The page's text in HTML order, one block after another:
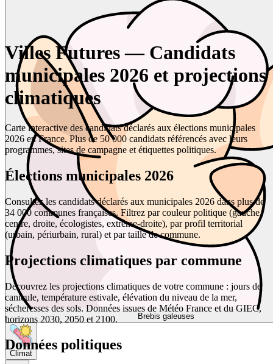
Brebis galeuses
Climat
Villes Futures — Candidats
municipales 2026 et projections
climatiques
Carte interactive des candidats déclarés aux élections municipales
2026 en France. Plus de 50 000 candidats référencés avec leurs
programmes, sites de campagne et étiquettes politiques.
Élections municipales 2026
Consultez les candidats déclarés aux municipales 2026 dans plus de
34 000 communes françaises. Filtrez par couleur politique (gauche,
centre, droite, écologistes, extrême-droite), par profil territorial
(urbain, périurbain, rural) et par taille de commune.
Projections climatiques par commune
Découvrez les projections climatiques de votre commune : jours de
canicule, température estivale, élévation du niveau de la mer,
sécheresses des sols. Données issues de Météo France et du GIEC,
horizons 2030, 2050 et 2100.
Données politiques